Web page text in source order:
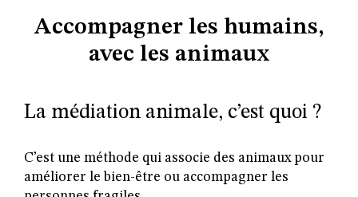
Accompagner les humains,
avec les animaux
La médiation animale, c’est quoi ?
C’est une méthode qui associe des animaux pour
améliorer le bien-être ou accompagner les